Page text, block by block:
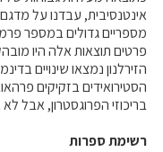
מספריים גדולים במספר
פרטים תוצאות אלה היו
הזירלנון נמצאו שינויים
הסטירואידים בזקיקים
בריכוזי הפרוגסטרון, אבל
רשימת ספרות